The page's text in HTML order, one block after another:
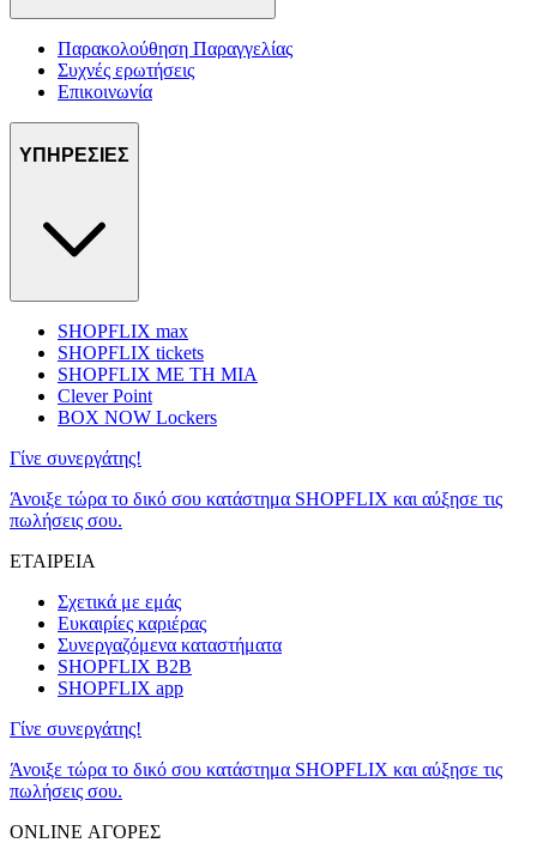
Παρακολούθηση Παραγγελίας
Συχνές ερωτήσεις
Επικοινωνία
ΥΠΗΡΕΣΙΕΣ
SHOPFLIX max
SHOPFLIX tickets
SHOPFLIX ΜΕ ΤΗ ΜΙΑ
Clever Point
BOX NOW Lockers
Γίνε συνεργάτης!
Άνοιξε τώρα το δικό σου κατάστημα SHOPFLIX και αύξησε τις
πωλήσεις σου.
ΕΤΑΙΡΕΙΑ
Σχετικά με εμάς
Ευκαιρίες καριέρας
Συνεργαζόμενα καταστήματα
SHOPFLIX B2B
SHOPFLIX app
Γίνε συνεργάτης!
Άνοιξε τώρα το δικό σου κατάστημα SHOPFLIX και αύξησε τις
πωλήσεις σου.
ONLINE ΑΓΟΡΕΣ